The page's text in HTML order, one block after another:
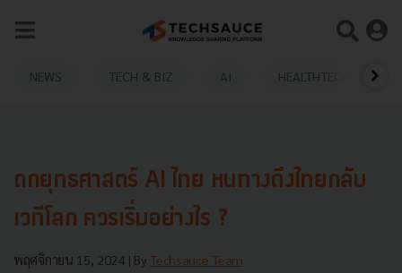
NEWS TECH & BIZ AI HEALTHTECH
ถกยุทธศาสตร์ AI ไทย หนทางดึงไทยกลับ
เวทีโลก ควรเริ่มอย่างไร ?
พฤศจิกายน 15, 2024 | By Techsauce Team